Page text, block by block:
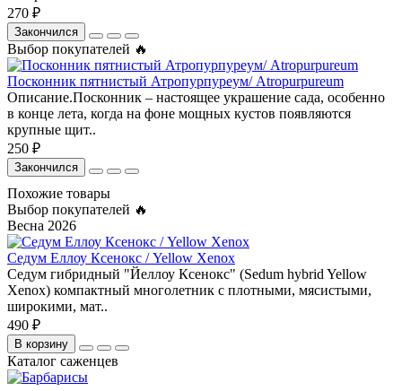
270 ₽
Закончился
Выбор покупателей 🔥
Посконник пятнистый Атропурпуреум/ Atropurpureum
Описание.Посконник – настоящее украшение сада, особенно
в конце лета, когда на фоне мощных кустов появляются
крупные щит..
250 ₽
Закончился
Похожие товары
Выбор покупателей 🔥
Весна 2026
Седум Еллоу Ксенокс / Yellow Xenox
Седум гибридный "Йеллоу Ксенокс" (Sedum hybrid Yellow
Xenox) компактный многолетник с плотными, мясистыми,
широкими, мат..
490 ₽
В корзину
Каталог саженцев